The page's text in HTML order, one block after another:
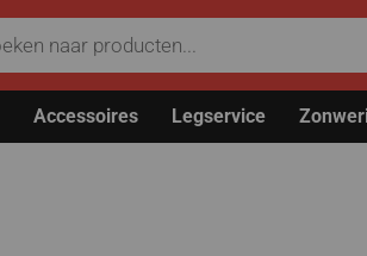
Accessoires Legservice